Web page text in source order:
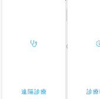
遠隔診療 診療
アクセスガイド
© 福岡県